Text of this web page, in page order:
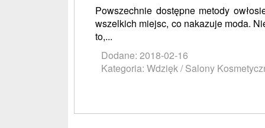
Powszechnie dostępne metody
wszelkich miejsc, co nakazuje moda.
to,...
Dodane: 2018-02-16
Kategoria: Wdzięk / Salony